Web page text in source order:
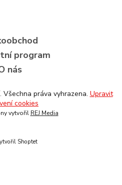
program
nás
Shoptet
. Všechna práva vyhrazena. Upravit
cookies
vytvořil REJ Media